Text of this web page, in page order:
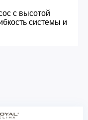
с высотой
системы и